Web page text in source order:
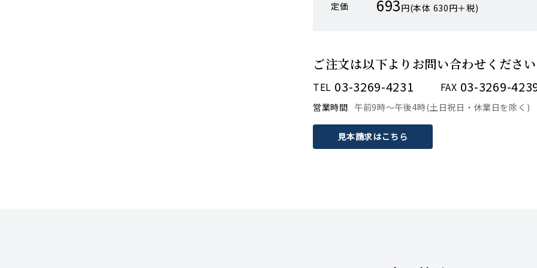
定価 693円(本体 630円＋税)
ご注文は以下より お問い合わせくださ
TEL 03-3269-4231 FAX 03-3269-
営業時間 午前9時〜午後4時(土日祝日・休業日を除く)
見本請求はこちら